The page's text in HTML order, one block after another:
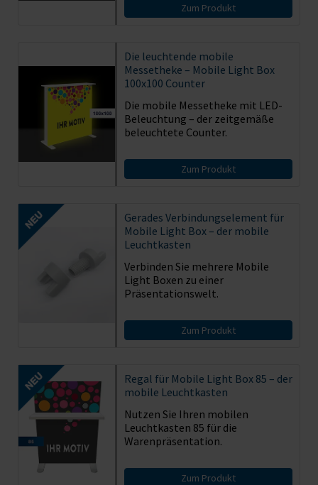
Zum Produkt
Die leuchtende mobile
Messetheke – Mobile Light Box
100x100 Counter
Die mobile Messetheke mit LED-
Beleuchtung – der zeitgemäße
beleuchtete Counter.
Zum Produkt
Gerades Verbindungselement für
Mobile Light Box – der mobile
Leuchtkasten
Verbinden Sie mehrere Mobile
Light Boxen zu einer
Präsentationswelt.
Zum Produkt
Regal für Mobile Light Box 85 – der
mobile Leuchtkasten
Nutzen Sie Ihren mobilen
Leuchtkasten 85 für die
Warenpräsentation.
Zum Produkt